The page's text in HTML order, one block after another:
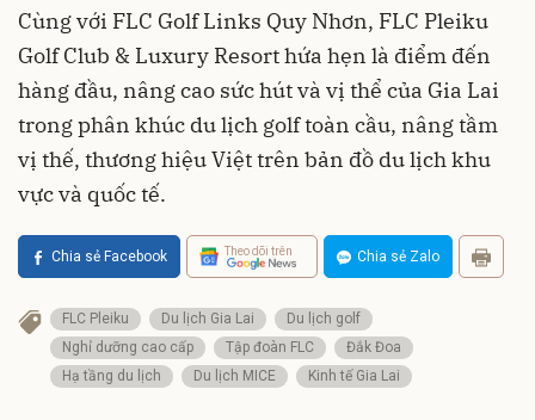
Cùng với FLC Golf Links Quy Nhơn, FLC Pleiku
Golf Club & Luxury Resort hứa hẹn là điểm đến
hàng đầu, nâng cao sức hút và vị thể của Gia Lai
trong phân khúc du lịch golf toàn cầu, nâng tầm
vị thế, thương hiệu Việt trên bản đồ du lịch khu
vực và quốc tế.
Chia sẻ Facebook Theo dõi trên Chia sẻ Zalo
FLC Pleiku Du lịch Gia Lai
Du lịch golf
Nghỉ dưỡng cao cấp
Tập đoàn FLC
Đắk Đoa
Hạ tầng du lịch
Du lịch MICE Kinh tế Gia Lai